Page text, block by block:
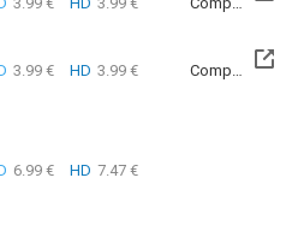
3.99 € HD 3.99 € Compra: SD
6.99 € HD 7.47 €